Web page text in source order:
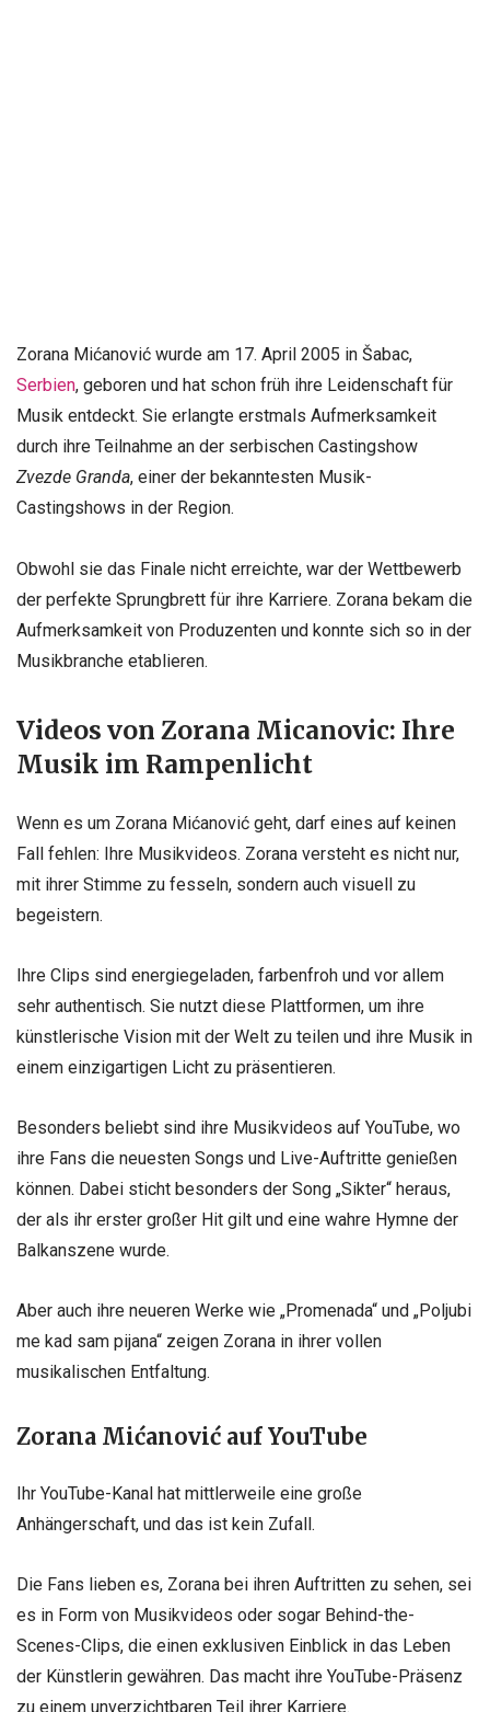
Zorana Mićanović wurde am 17. April 2005 in Šabac,
Serbien, geboren und hat schon früh ihre Leidenschaft für
Musik entdeckt. Sie erlangte erstmals Aufmerksamkeit
durch ihre Teilnahme an der serbischen Castingshow
Zvezde Granda, einer der bekanntesten Musik-
Castingshows in der Region.
Obwohl sie das Finale nicht erreichte, war der Wettbewerb
der perfekte Sprungbrett für ihre Karriere. Zorana bekam die
Aufmerksamkeit von Produzenten und konnte sich so in der
Musikbranche etablieren.
Videos von Zorana Micanovic: Ihre
Musik im Rampenlicht
Wenn es um Zorana Mićanović geht, darf eines auf keinen
Fall fehlen: Ihre Musikvideos. Zorana versteht es nicht nur,
mit ihrer Stimme zu fesseln, sondern auch visuell zu
begeistern.
Ihre Clips sind energiegeladen, farbenfroh und vor allem
sehr authentisch. Sie nutzt diese Plattformen, um ihre
künstlerische Vision mit der Welt zu teilen und ihre Musik in
einem einzigartigen Licht zu präsentieren.
Besonders beliebt sind ihre Musikvideos auf YouTube, wo
ihre Fans die neuesten Songs und Live-Auftritte genießen
können. Dabei sticht besonders der Song „Sikter“ heraus,
der als ihr erster großer Hit gilt und eine wahre Hymne der
Balkanszene wurde.
Aber auch ihre neueren Werke wie „Promenada“ und „Poljubi
me kad sam pijana“ zeigen Zorana in ihrer vollen
musikalischen Entfaltung.
Zorana Mićanović auf YouTube
Ihr YouTube-Kanal hat mittlerweile eine große
Anhängerschaft, und das ist kein Zufall.
Die Fans lieben es, Zorana bei ihren Auftritten zu sehen, sei
es in Form von Musikvideos oder sogar Behind-the-
Scenes-Clips, die einen exklusiven Einblick in das Leben
der Künstlerin gewähren. Das macht ihre YouTube-Präsenz
zu einem unverzichtbaren Teil ihrer Karriere.